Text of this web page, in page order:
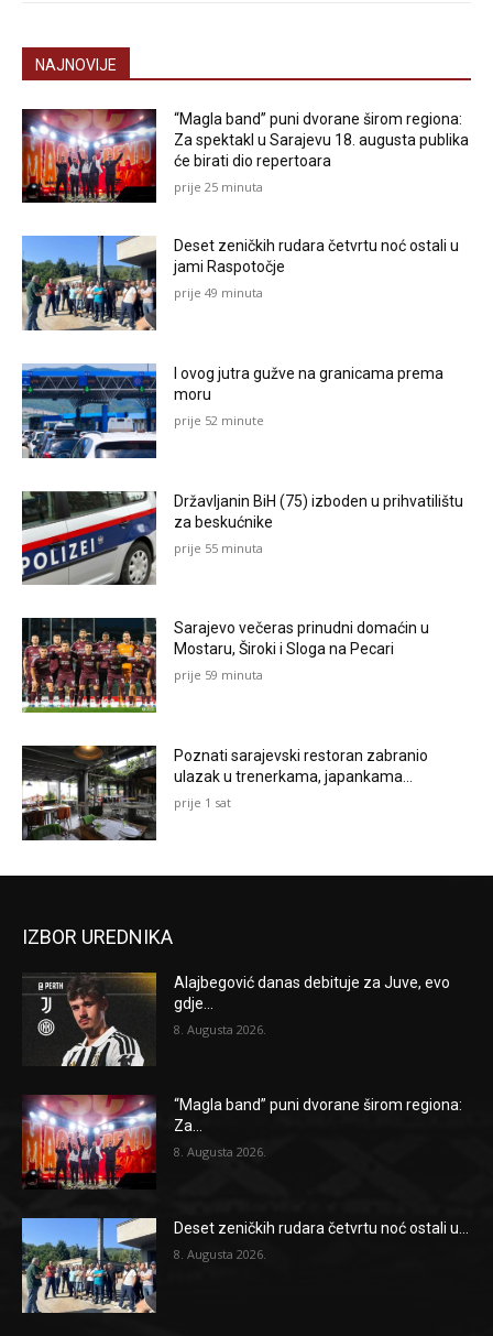
NAJNOVIJE
“Magla band” puni dvorane širom regiona:
Za spektakl u Sarajevu 18. augusta publika
će birati dio repertoara
prije 25 minuta
Deset zeničkih rudara četvrtu noć ostali u
jami Raspotočje
prije 49 minuta
I ovog jutra gužve na granicama prema
moru
prije 52 minute
Državljanin BiH (75) izboden u prihvatilištu
za beskućnike
prije 55 minuta
Sarajevo večeras prinudni domaćin u
Mostaru, Široki i Sloga na Pecari
prije 59 minuta
Poznati sarajevski restoran zabranio
ulazak u trenerkama, japankama…
prije 1 sat
IZBOR UREDNIKA
Alajbegović danas debituje za Juve, evo
gdje...
8. Augusta 2026.
“Magla band” puni dvorane širom regiona:
Za...
8. Augusta 2026.
Deset zeničkih rudara četvrtu noć ostali u...
8. Augusta 2026.